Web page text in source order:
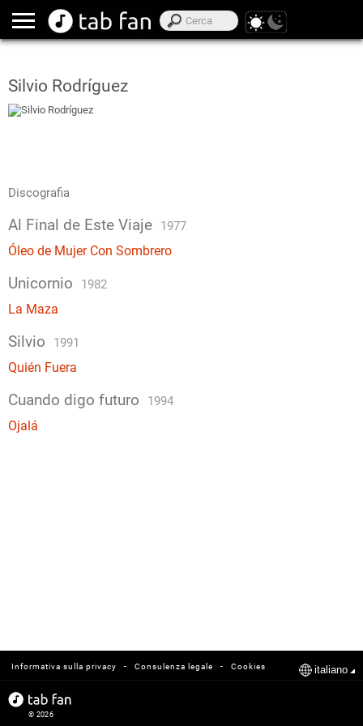
Silvio Rodríguez
Discografia
Al Final de Este Viaje 1977
Óleo de Mujer Con Sombrero
Unicornio 1982
La Maza
Silvio 1991
Quién Fuera
Cuando digo futuro 1994
Ojalá
Cookies
-
Consulenza legale
-
Informativa sulla privacy italiano
© 2026